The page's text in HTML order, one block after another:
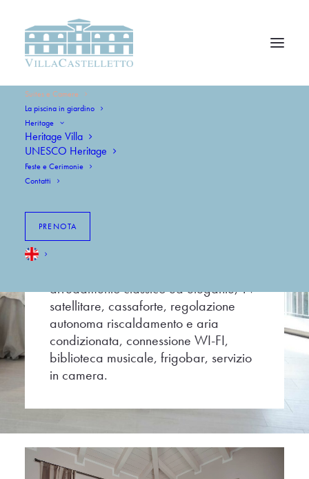
Suites e Camere
La piscina in giardino
Heritage
Heritage Villa
UNESCO Heritage
Feste e Cerimonie
Contatti
PRENOTA
Suites e Camere
A Villa Castelletto troverai 12 camere:
2 Superior, 6 Suite, 3 Camere Doppie
arredamento classico ed elegante, TV
satellitare, cassaforte, regolazione
autonoma riscaldamento e aria
condizionata, connessione WI-FI,
biblioteca musicale, frigobar, servizio
in camera.